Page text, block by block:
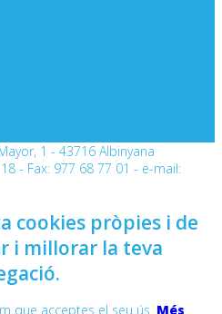
1 - 43716 Albinyana
- Fax: 977 68 77 01 - e-mail:
cookies pròpies i de
i millorar la teva
que acceptes el seu ús. Més